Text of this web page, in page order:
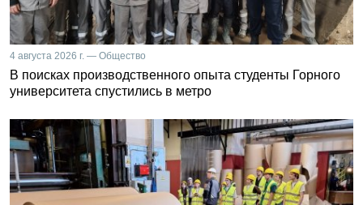
4 августа 2026 г. — Общество
В поисках производственного опыта студенты Горного
университета спустились в метро